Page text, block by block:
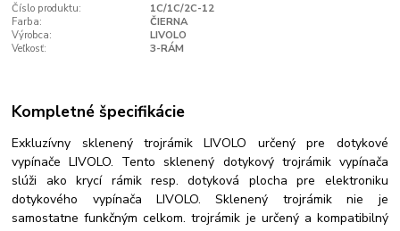
Číslo produktu:
1C/1C/2C-12
Farba:
ČIERNA
Výrobca:
LIVOLO
Veľkosť:
3-RÁM
Kompletné špecifikácie
Exkluzívny sklenený trojrámik LIVOLO určený pre dotykové
vypínače LIVOLO. Tento sklenený dotykový trojrámik vypínača
slúži ako krycí rámik resp. dotyková plocha pre elektroniku
dotykového vypínača LIVOLO. Sklenený trojrámik nie je
samostatne funkčným celkom. trojrámik je určený a kompatibilný